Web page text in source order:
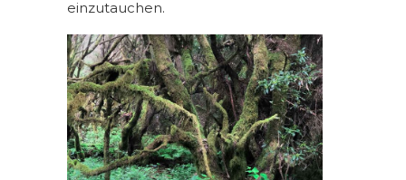
einzutauchen.